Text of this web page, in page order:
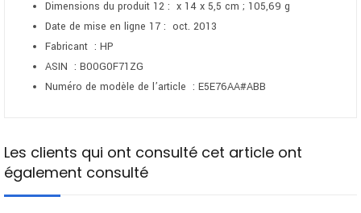
Dimensions du produit ‏ : 12 x 14 x 5,5 cm ; 105,69 g
Date de mise en ligne ‏ : 17 oct. 2013
Fabricant ‏ : HP
ASIN ‏ : B00G0F71ZG
Numéro de modèle de l’article ‏ : E5E76AA#ABB
Les clients qui ont consulté cet article ont
également consulté